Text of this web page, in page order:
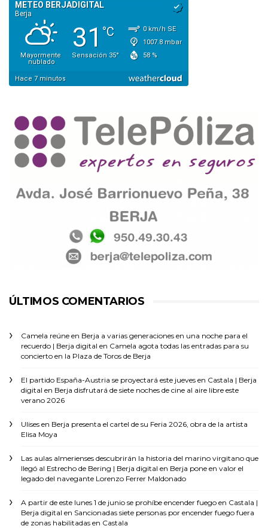
ÚLTIMOS COMENTARIOS
Camela reúne en Berja a varias generaciones en una noche para el
recuerdo | Berja digital en Camela agota todas las entradas para su
concierto en la Plaza de Toros de Berja
El partido España-Austria se proyectará este jueves en Castala | Berja
digital en Berja disfrutará de siete noches de cine al aire libre este
verano 2026
Ulises en Berja presenta el cartel de su Feria 2026, obra de la artista
Elisa Moya
Las aulas almerienses descubrirán la historia del marino virgitano que
llegó al Estrecho de Bering | Berja digital en Berja pone en valor el
legado del navegante Lorenzo Ferrer Maldonado
A partir de este lunes 1 de junio se prohíbe encender fuego en Castala |
Berja digital en Sancionadas siete personas por encender fuego fuera
de zonas habilitadas en Castala